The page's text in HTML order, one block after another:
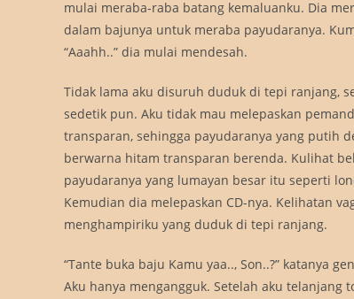
mulai meraba-raba batang kemaluanku. Dia
dalam bajunya untuk meraba payudaranya.
“Aaahh..” dia mulai mendesah.
Tidak lama aku disuruh duduk di tepi ranjang,
sedetik pun. Aku tidak mau melepaskan
transparan, sehingga payudaranya yang putih
berwarna hitam transparan berenda. Kulihat
payudaranya yang lumayan besar itu seperti
Kemudian dia melepaskan CD-nya. Kelihatan
menghampiriku yang duduk di tepi ranjang.
“Tante buka baju Kamu yaa.., Son..?” katanya
Aku hanya mengangguk. Setelah aku